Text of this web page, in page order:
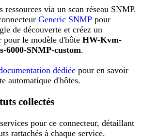
ressources via un scan réseau SNMP.
Generic SNMP pour
de découverte et créez un
pour le modèle d'hôte HW-Kvm-
6000-SNMP-custom.
dédiée pour en savoir
automatique d'hôtes.
collectés
pour ce connecteur, détaillant
rattachés à chaque service.